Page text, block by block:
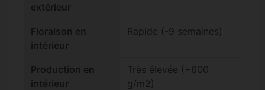
extérieur
Floraison en
intérieur
Rapide (-9 semaines)
Production en
intérieur
Très élevée (+600
g/m2)